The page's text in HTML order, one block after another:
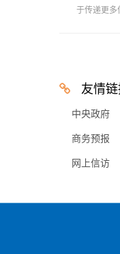
于传递更多